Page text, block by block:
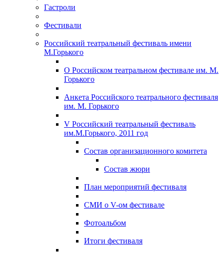
Гастроли
Фестивали
Российский театральный фестиваль имени
М.Горького
О Российском театральном фестивале им. М.
Горького
Анкета Российского театрального фестиваля
им. М. Горького
V Российский театральный фестиваль
им.М.Горького, 2011 год
Состав организационного комитета
Состав жюри
План мероприятий фестиваля
СМИ о V-ом фестивале
Фотоальбом
Итоги фестиваля